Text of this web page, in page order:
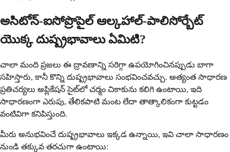
అసిటోన్-ఐసోప్రొపైల్ ఆల్కహాల్-పాలిసోర్బేట్
యొక్క దుష్ప్రభావాలు ఏమిటి?
చాలా మంది ప్రజలు ఈ ద్రావణాన్ని సరిగ్గా ఉపయోగించినప్పుడు బాగా
సహిస్తారు, కానీ కొన్ని దుష్ప్రభావాలు సంభవించవచ్చు. అత్యంత సాధారణ
ప్రతిచర్యలు అప్లికేషన్ సైట్‌లో చర్మం చికాకును కలిగి ఉంటాయి, ఇది
సాధారణంగా ఎరుపు, తేలికపాటి మంట లేదా తాత్కాలికంగా కుట్టడం
వంటివిగా కనిపిస్తుంది.
మీరు అనుభవించే దుష్ప్రభావాలు ఇక్కడ ఉన్నాయి, ఇవి చాలా సాధారణం
నుండి తక్కువ తరచుగా ఉంటాయి: